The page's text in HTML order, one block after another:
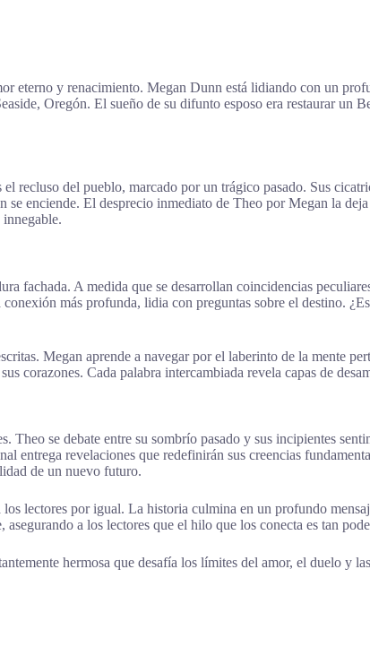
eterno y renacimiento. Megan Dunn está lidiando con un
Oregón. El sueño de su difunto esposo era restaurar
recluso del pueblo, marcado por un trágico pasado. Sus
se enciende. El desprecio inmediato de Theo por Megan la
fachada. A medida que se desarrollan coincidencias
más profunda, lidia con preguntas sobre el destino.
Megan aprende a navegar por el laberinto de la mente
corazones. Cada palabra intercambiada revela capas de
se debate entre su sombrío pasado y sus incipientes
entrega revelaciones que redefinirán sus creencias
de un nuevo futuro.
lectores por igual. La historia culmina en un profundo
a los lectores que el hilo que los conecta es tan
hermosa que desafía los límites del amor, el duelo y